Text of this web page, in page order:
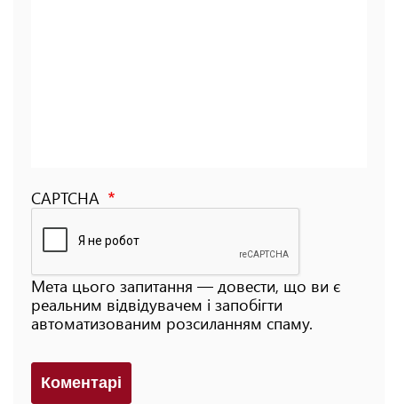
CAPTCHA
Мета цього запитання — довести, що ви є
реальним відвідувачем і запобігти
автоматизованим розсиланням спаму.
Коментарi